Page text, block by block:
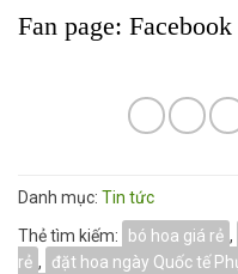
Fan page: Facebook
Danh mục: Tin tức
Thẻ tìm kiếm:
bó hoa giá rẻ ,
rẻ , đặt hoa ngày Quốc tế